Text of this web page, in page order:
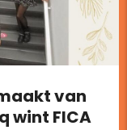
van
wint FICA